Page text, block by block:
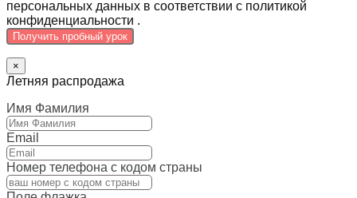
персональных данных в соответствии с политикой
конфиденциальности .
Получить пробный урок
×
Летняя распродажа
Имя Фамилия
Email
Номер телефона с кодом страны